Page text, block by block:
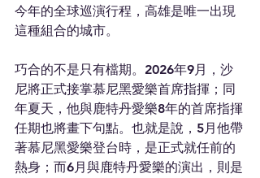
今年的全球巡演行程，高雄是唯一出現
這種組合的城市。
巧合的不是只有檔期。2026年9月，沙
尼將正式接掌慕尼黑愛樂首席指揮；同
年夏天，他與鹿特丹愛樂8年的首席指揮
任期也將畫下句點。也就是說，5月他帶
著慕尼黑愛樂登台時，是正式就任前的
熱身；而6月與鹿特丹愛樂的演出，則是